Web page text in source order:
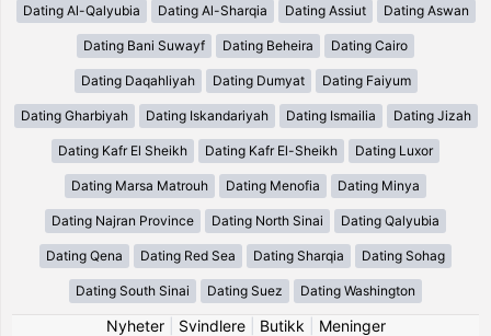
Dating Al-Qalyubia Dating Al-Sharqia Dating Assiut Dating Aswan
Dating Bani Suwayf Dating Beheira Dating Cairo
Dating Daqahliyah Dating Dumyat Dating Faiyum
Dating Gharbiyah Dating Iskandariyah Dating Ismailia Dating Jizah
Dating Kafr El Sheikh Dating Kafr El-Sheikh Dating Luxor
Dating Marsa Matrouh Dating Menofia Dating Minya
Dating Najran Province Dating North Sinai Dating Qalyubia
Dating Qena Dating Red Sea Dating Sharqia Dating Sohag
Dating South Sinai Dating Suez Dating Washington
Nyheter| Svindlere| Butikk
Meninger